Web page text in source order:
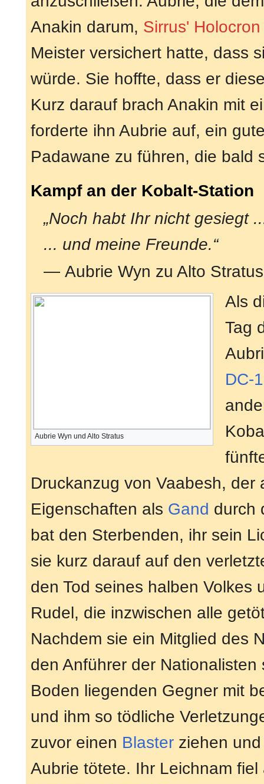
Anakin darum, Sirrus' Holocron
Meister versichert hatte, dass
würde. Sie hoffte, dass er
Kurz darauf brach Anakin mit
forderte ihn Aubrie auf, ein
Padawane zu führen, die bald
Kampf an der Kobalt-Station
„Noch habt Ihr nicht gesiegt
... und meine Freunde.“
— Aubrie Wyn zu Alto
Aubrie Wyn und Alto Stratus
Als
Tag
DC-
Druckanzug von Vaabesh,
Eigenschaften als Gand durch
bat den Sterbenden, ihr sein
sie kurz darauf auf den
den Tod seines halben Volkes
Rudel, die inzwischen alle
Nachdem sie ein Mitglied des
den Anführer der
Boden liegenden Gegner mit
und ihm so tödliche
zuvor einen Blaster ziehen
Aubrie tötete. Ihr Leichnam